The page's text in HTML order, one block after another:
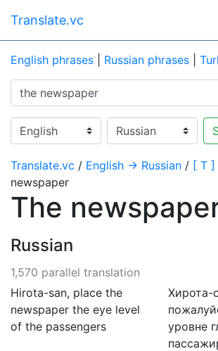
Translate.vc
English phrases Russian phrases
Translate.vc / English → Russian / [ T ]
newspaper
The
Russian
1,570 parallel translation
Hirota-san, place the
newspaper the eye level
of the passengers
Хирота-
уровне